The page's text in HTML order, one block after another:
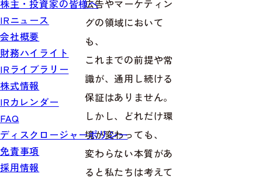
株主・投資家の皆様へ
IRニュース
会社概要
財務ハイライト
IRライブラリー
株式情報
IRカレンダー
FAQ
ディスクロージャーポリシー
免責事項
採用情報
広告やマーケティン
グの領域において
も、
これまでの前提や常
識が、通用し続ける
保証はありません。
しかし、どれだけ環
境が変わっても、
変わらない本質があ
ると私たちは考えて